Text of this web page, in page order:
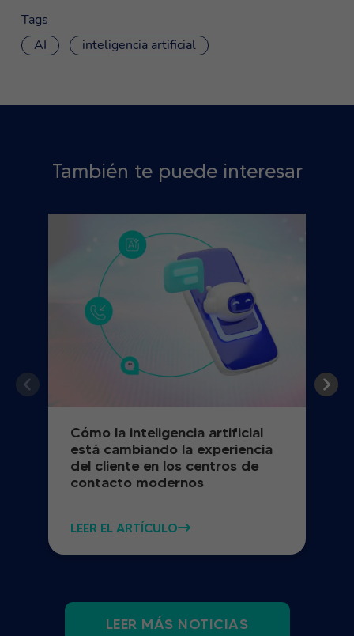
Tags
AI
inteligencia artificial
También te puede interesar
Cómo la inteligencia artificial
está cambiando la experiencia
del cliente en los centros de
contacto modernos
LEER EL ARTÍCULO
LEER MÁS NOTICIAS